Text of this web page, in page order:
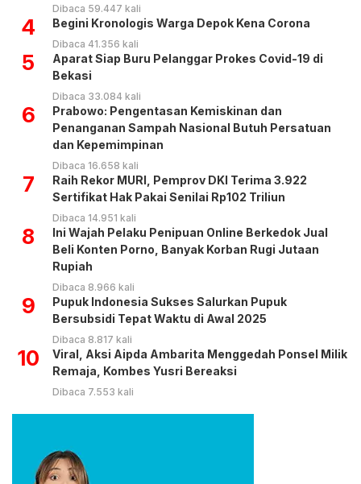
Dibaca 59.447 kali
4 Begini Kronologis Warga Depok Kena Corona
Dibaca 41.356 kali
5
Aparat Siap Buru Pelanggar Prokes Covid-19 di
Bekasi
Dibaca 33.084 kali
6
Prabowo: Pengentasan Kemiskinan dan
Penanganan Sampah Nasional Butuh Persatuan
dan Kepemimpinan
Dibaca 16.658 kali
7
Raih Rekor MURI, Pemprov DKI Terima 3.922
Sertifikat Hak Pakai Senilai Rp102 Triliun
Dibaca 14.951 kali
8
Ini Wajah Pelaku Penipuan Online Berkedok Jual
Beli Konten Porno, Banyak Korban Rugi Jutaan
Rupiah
Dibaca 8.966 kali
9
Pupuk Indonesia Sukses Salurkan Pupuk
Bersubsidi Tepat Waktu di Awal 2025
Dibaca 8.817 kali
10
Viral, Aksi Aipda Ambarita Menggedah Ponsel Milik
Remaja, Kombes Yusri Bereaksi
Dibaca 7.553 kali